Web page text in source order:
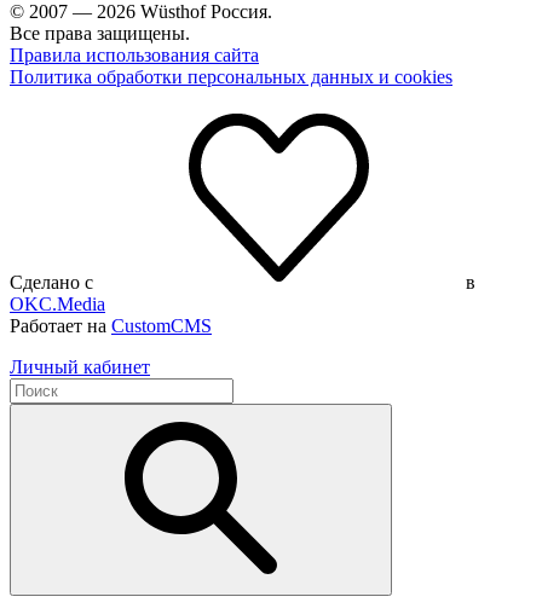
© 2007 — 2026 Wüsthof Россия.
Все права защищены.
Правила использования сайта
Политика обработки персональных данных и cookies
Сделано с
в
OKC.Media
Работает на CustomCMS
Личный кабинет